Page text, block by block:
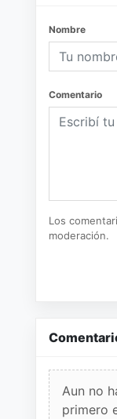
Nombre
Comentario
Los
moderación.
Aun no
primero